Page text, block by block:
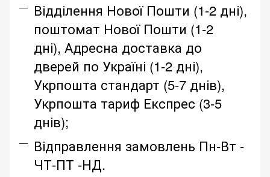
Відділення Нової Пошти (1-2 дні),
поштомат Нової Пошти (1-2
дні), Адресна доставка до
дверей по Україні (1-2 дні),
Укрпошта стандарт (5-7 днів),
Укрпошта тариф Експрес (3-5
днів);
Відправлення замовлень Пн-Вт -
ЧТ-ПТ -НД.